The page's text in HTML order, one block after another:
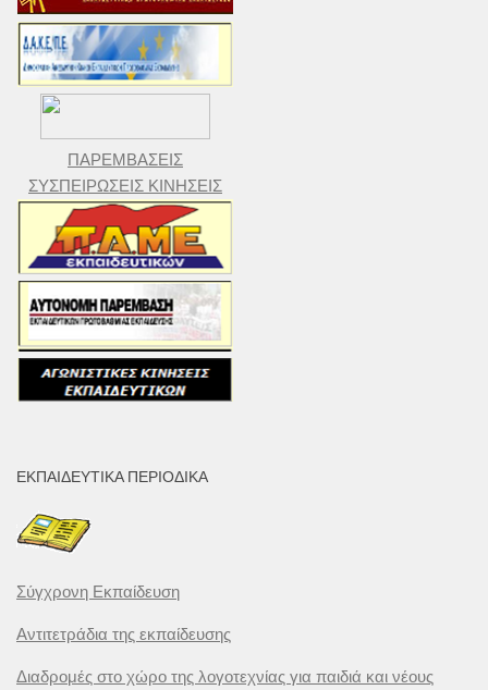
ΠΑΡΕΜΒΑΣΕΙΣ
ΣΥΣΠΕΙΡΩΣΕΙΣ ΚΙΝΗΣΕΙΣ
ΕΚΠΑΙΔΕΥΤΙΚΆ ΠΕΡΙΟΔΙΚΆ
Σύγχρονη Εκπαίδευση
Αντιτετράδια της εκπαίδευσης
Διαδρομές στο χώρο της λογοτεχνίας για παιδιά και νέους